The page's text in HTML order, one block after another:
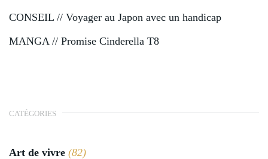
CONSEIL // Voyager au Japon avec un handicap
MANGA // Promise Cinderella T8
CATÉGORIES
Art de vivre (82)